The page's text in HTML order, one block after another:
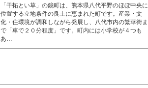
「干拓とい草」の鏡町は、熊本県八代平野のほぼ中央に
位置する立地条件の良土に恵まれた町です。産業・文
化・住環境が調和しながら発展し、八代市内の繁華街ま
で「車で２０分程度」です。町内には小学校が４つも
あ…